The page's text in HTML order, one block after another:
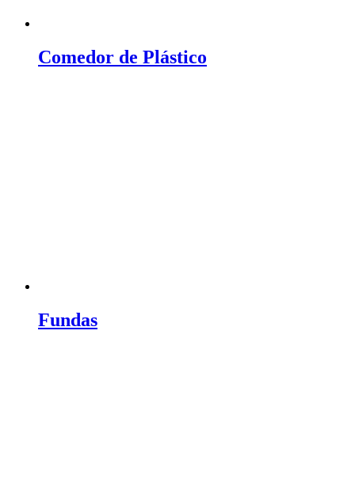
Comedor de Plástico
Fundas